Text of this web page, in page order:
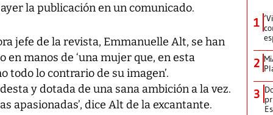
la publicación en un comunicado.
jefe de la revista, Emmanuelle Alt, se han
manos de ‘una mujer que, en esta
todo lo contrario de su imagen’.
y dotada de una sana ambición a la vez.
apasionadas’, dice Alt de la excantante.
1
2
3